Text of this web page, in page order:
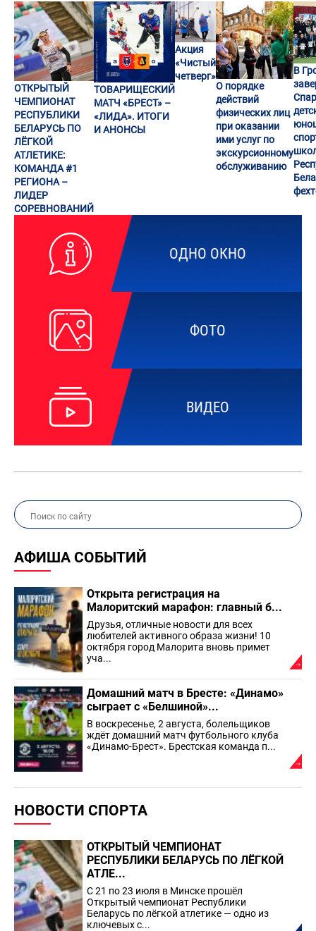
ОДНО ОКНО
ФОТО
ВИДЕО
АФИША СОБЫТИЙ
Открыта регистрация на
Малоритский марафон: главный б...
Друзья, отличные новости для всех
любителей активного образа жизни! 10
октября город Малорита вновь примет
уча...
Домашний матч в Бресте: «Динамо»
сыграет с «Белшиной»...
В воскресенье, 2 августа, болельщиков
ждёт домашний матч футбольного клуба
«Динамо-Брест». Брестская команда п...
НОВОСТИ СПОРТА
ОТКРЫТЫЙ ЧЕМПИОНАТ
РЕСПУБЛИКИ БЕЛАРУСЬ ПО ЛЁГКОЙ
АТЛЕ...
С 21 по 23 июля в Минске прошёл
Открытый чемпионат Республики
Беларусь по лёгкой атлетике — одно из
ключевых с...
ОТКРЫТЫЙ
ЧЕМПИОНАТ
РЕСПУБЛИКИ
БЕЛАРУСЬ ПО
ЛЁГКОЙ
АТЛЕТИКЕ:
КОМАНДА #1
РЕГИОНА –
ЛИДЕР
СОРЕВНОВАНИЙ
ТОВАРИЩЕСКИЙ
МАТЧ «БРЕСТ» –
«ЛИДА». ИТОГИ
И АНОНСЫ
Акция
«Чистый
четверг»
О порядке
действий
физических лиц
при оказании
ими услуг по
экскурсионному
обслуживанию
В